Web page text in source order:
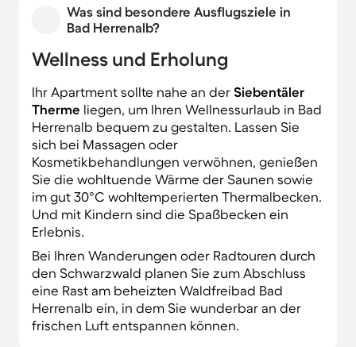
Was sind besondere Ausflugsziele in
Bad Herrenalb?
Wellness und Erholung
Ihr Apartment sollte nahe an der Siebentäler
Therme liegen, um Ihren Wellnessurlaub in Bad
Herrenalb bequem zu gestalten. Lassen Sie
sich bei Massagen oder
Kosmetikbehandlungen verwöhnen, genießen
Sie die wohltuende Wärme der Saunen sowie
im gut 30°C wohltemperierten Thermalbecken.
Und mit Kindern sind die Spaßbecken ein
Erlebnis.
Bei Ihren Wanderungen oder Radtouren durch
den Schwarzwald planen Sie zum Abschluss
eine Rast am beheizten Waldfreibad Bad
Herrenalb ein, in dem Sie wunderbar an der
frischen Luft entspannen können.